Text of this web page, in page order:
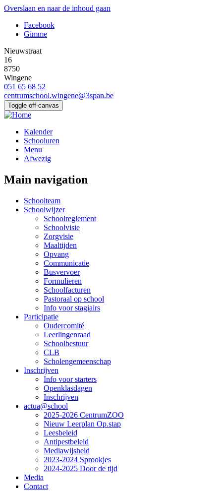
Overslaan en naar de inhoud gaan
Facebook
Gimme
Nieuwstraat
16
8750
Wingene
051 65 68 52
centrumschool.wingene@3span.be
Toggle off-canvas
Kalender
Schooluren
Menu
Afwezig
Main navigation
Schoolteam
Schoolwijzer
Schoolreglement
Schoolvisie
Zorgvisie
Maaltijden
Opvang
Communicatie
Busvervoer
Formulieren
Schoolfacturen
Pastoraal op school
Info voor stagiairs
Participatie
Oudercomité
Leerlingenraad
Schoolbestuur
CLB
Scholengemeenschap
Inschrijven
Info voor starters
Openklasdagen
Inschrijven
actua@school
2025-2026 CentrumZOO
Nieuw Leerplan Op.stap
Leesbeleid
Antipestbeleid
Mediawijsheid
2023-2024 Sprookjes
2024-2025 Door de tijd
Media
Contact